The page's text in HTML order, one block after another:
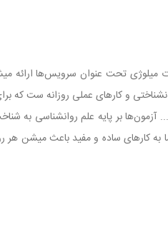
میلوژی تحت عنوان سرویس‌ها ارائه
و کارهای عملی روزانه ست که
بر پایه علم روانشناسی به
به کارهای ساده و مفید باعث میشن